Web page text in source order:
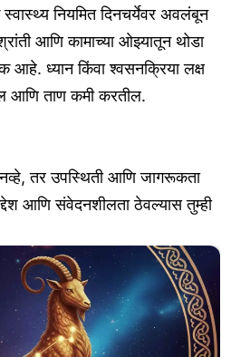
नियमित दिनचर्येवर अवलंबून
आणि कामाच्या ओझ्यातून थोडा
ध्यान किंवा श्वसनक्रिया लक्ष
आणि ताण कमी करतील.
तर उपस्थिती आणि जागरूकता
आणि संवेदनशीलता ठेवल्यास तुम्ही